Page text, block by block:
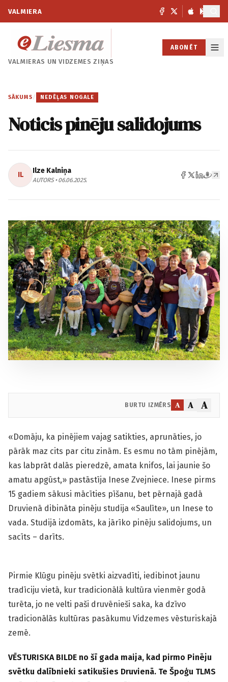
VALMIERA
VALMIERAS UNVIDZEMES ZIŅAS
ABONĒT
SĀKUMS / NEDĒĻAS NOGALE
Noticis pinēju salidojums
IL Ilze Kalniņa
AUTORS • 06.06.2025.
BURTU IZMĒRS A A A
«Domāju, ka pinējiem vajag satikties, aprunāties, jo
pārāk maz cits par citu zinām. Es esmu no tām pinējām,
kas labprāt dalās pieredzē, amata knifos, lai jaunie šo
amatu apgūst,» pastāstīja Inese Zvejniece. Inese pirms
15 gadiem sākusi mācīties pīšanu, bet pērnajā gadā
Druvienā dibināta pinēju studija «Saulīte», un Inese to
vada. Studijā izdomāts, ka jārīko pinēju salidojums, un
sacīts – darīts.
Pirmie Klūgu pinēju svētki aizvadīti, iedibinot jaunu
tradīciju vietā, kur tradicionālā kultūra vienmēr godā
turēta, jo ne velti paši druvēnieši saka, ka dzīvo
tradicionālās kultūras pasākumu Vidzemes vēsturiskajā
zemē.
VĒSTURISKA BILDE no šī gada maija, kad pirmo Pinēju
svētku dalībnieki satikušies Druvienā. Te Špoģu TLMS